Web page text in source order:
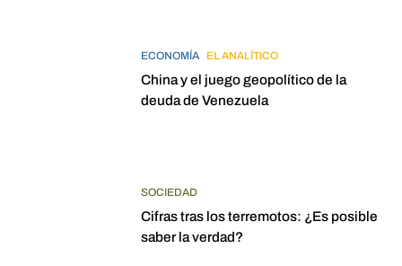
ECONOMÍA EL ANALÍTICO
China y el juego geopolítico de la
deuda de Venezuela
SOCIEDAD
Cifras tras los terremotos: ¿Es posible
saber la verdad?